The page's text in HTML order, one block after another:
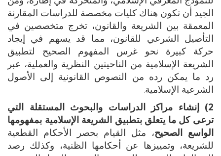
الجيد أن تكون هناك كليات مخصصة للدراسات المقارنة
المعمقة بين الشريعة والقانون، تخرج متخصصين في
التأصيل الشرعي للقانون، مما قد يسهم في إيجاد
حركة كبيرة نحو غرس المفهوم الصحيح لتطبيق
الشريعة الإسلامية من الناحيتين النظرية والعملية، عبر
رد ما يمكن رده من النصوص القانونية إلى الأصول
الشرعية الإسلامية.
2) إنشاء مراكز الدراسات والبحوث المستقلة التي
ترعى كل ما يتعلق بتطبيق الشريعة الإسلامية بمفهومها
الواسع الصحيح، مثل القيام بحصر الأحكام القطعية
للشريعة، وتمييزها عن أحكامها الظنية، وكذلك رصد